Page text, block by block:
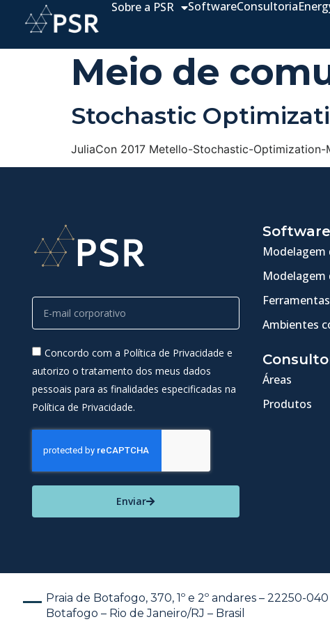
Sobre a PSR SoftwareConsultoria
Meio de
Stochastic
JuliaCon 2017 Metello-Stochastic-
Concordo com a Política de Privacidade e
autorizo o tratamento dos meus dados
pessoais para as finalidades especificadas na
Política de Privacidade.
Enviar
Software
Modelagem
Modelagem
Ambientes
Áreas
Produtos
Praia de Botafogo, 370, 1º e 2º andares – 22250-040
Botafogo – Rio de Janeiro/RJ – Brasil